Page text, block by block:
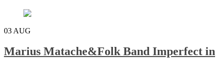
03 AUG
Marius Matache&Folk Band Imperfect in